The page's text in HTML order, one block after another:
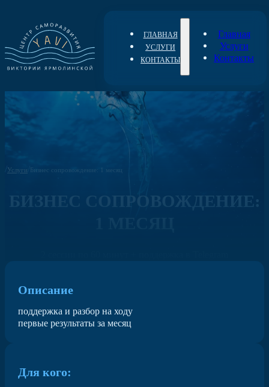
ГЛАВНАЯ
УСЛУГИ
КОНТАКТЫ
Главная
Услуги
Контакты
Услуги Бизнес сопровождение: 1 месяц
БИЗНЕС СОПРОВОЖДЕНИЕ:
Описание
поддержка и разбор на ходу
первые результаты за месяц
Для кого: